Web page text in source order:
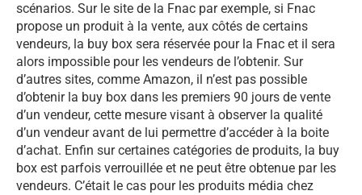
scénarios. Sur le site de la Fnac par exemple, si Fnac
propose un produit à la vente, aux côtés de certains
vendeurs, la buy box sera réservée pour la Fnac et il sera
alors impossible pour les vendeurs de l’obtenir. Sur
d’autres sites, comme Amazon, il n’est pas possible
d’obtenir la buy box dans les premiers 90 jours de vente
d’un vendeur, cette mesure visant à observer la qualité
d’un vendeur avant de lui permettre d’accéder à la boite
d’achat. Enfin sur certaines catégories de produits, la buy
box est parfois verrouillée et ne peut être obtenue par les
vendeurs. C’était le cas pour les produits média chez